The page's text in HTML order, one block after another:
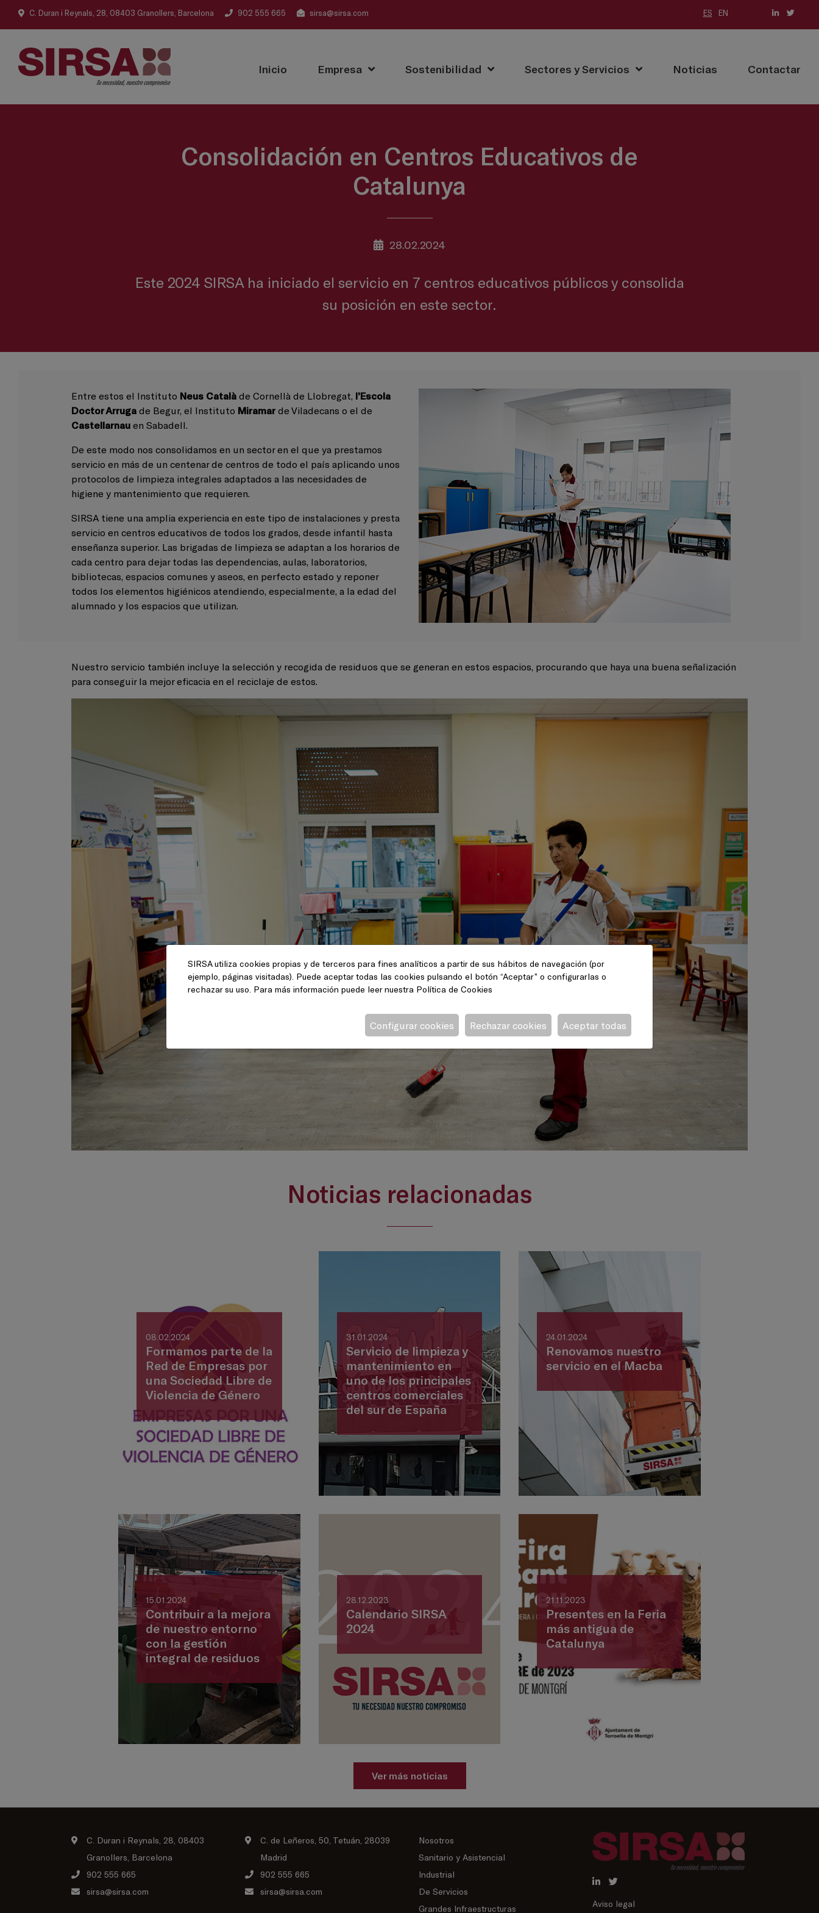
C. Duran i Reynals, 28, 08403 Granollers, Barcelona 902 555 665 sirsa@sirsa.com ES EN
Inicio Empresa Sostenibilidad Sectores y Servicios Noticias (current)Contactar
Consolidación en Centros Educativos de
Catalunya
28.02.2024
Este 2024 SIRSA ha iniciado el servicio en 7 centros educativos públicos y consolida
su posición en este sector.
Entre estos el Instituto Neus Català de Cornellà de Llobregat, l’Escola
Doctor Arruga de Begur, el Instituto Miramar de Viladecans o el de
Castellarnau en Sabadell.
De este modo nos consolidamos en un sector en el que ya prestamos
servicio en más de un centenar de centros de todo el país aplicando unos
protocolos de limpieza integrales adaptados a las necesidades de
higiene y mantenimiento que requieren.
SIRSA tiene una amplia experiencia en este tipo de instalaciones y presta
servicio en centros educativos de todos los grados, desde infantil hasta
enseñanza superior. Las brigadas de limpieza se adaptan a los horarios de
cada centro para dejar todas las dependencias, aulas, laboratorios,
bibliotecas, espacios comunes y aseos, en perfecto estado y reponer
todos los elementos higiénicos atendiendo, especialmente, a la edad del
alumnado y los espacios que utilizan.
Nuestro servicio también incluye la selección y recogida de residuos que se generan en estos espacios, procurando que haya una buena señalización
para conseguir la mejor eficacia en el reciclaje de estos.
Noticias relacionadas
08.02.2024
Formamos parte de la
Red de Empresas por
una Sociedad Libre de
Violencia de Género
31.01.2024
Servicio de limpieza y
mantenimiento en
uno de los principales
centros comerciales
del sur de España
24.01.2024
Renovamos nuestro
servicio en el Macba
15.01.2024
Contribuir a la mejora
de nuestro entorno
con la gestión
integral de residuos
28.12.2023
Calendario SIRSA
2024
21.11.2023
Presentes en la Feria
más antigua de
Catalunya
Ver más noticias
C. Duran i Reynals, 28, 08403
Granollers, Barcelona
902 555 665
sirsa@sirsa.com
C. de Leñeros, 50, Tetuán, 28039
Madrid
902 555 665
sirsa@sirsa.com
Nosotros
Sanitario y Asistencial
Industrial
De Servicios
Grandes Infraestructuras
Aviso legal
SIRSA utiliza cookies propias y de terceros para fines analíticos a partir de sus hábitos de navegación (por
ejemplo, páginas visitadas). Puede aceptar todas las cookies pulsando el botón “Aceptar” o configurarlas o
rechazar su uso. Para más información puede leer nuestra Política de Cookies
Aceptar todas
Rechazar cookies
Configurar cookies